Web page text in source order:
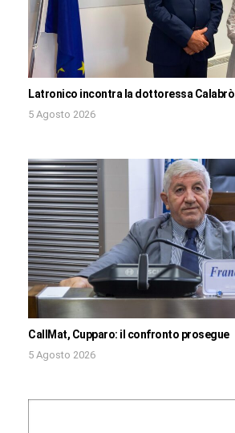
Latronico incontra la dottoressa Calabrò
5 Agosto 2026
CallMat, Cupparo: il confronto prosegue
5 Agosto 2026